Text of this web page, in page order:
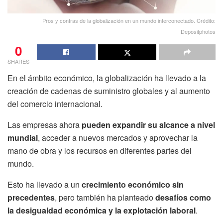
Pros y contras de la globalización en un mundo interconectado. Crédito:
Depositphotos
0
SHARES
En el ámbito económico, la globalización ha llevado a la
creación de cadenas de suministro globales y al aumento
del comercio internacional.
Las empresas ahora pueden expandir su alcance a nivel
mundial, acceder a nuevos mercados y aprovechar la
mano de obra y los recursos en diferentes partes del
mundo.
Esto ha llevado a un crecimiento económico sin
precedentes, pero también ha planteadodesafíos como
la desigualdad económica y la explotación laboral.